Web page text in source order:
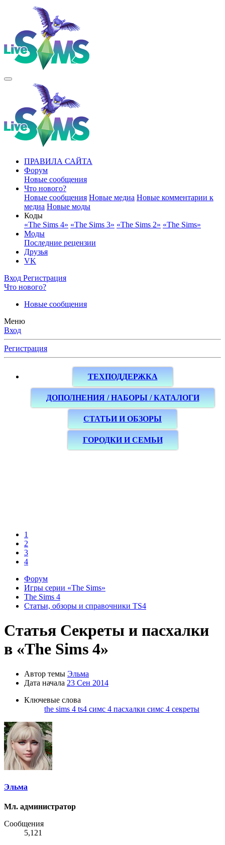
ПРАВИЛА САЙТА
Форум
Новые сообщения
Что нового?
Новые сообщения Новые медиа Новые комментарии к
медиа Новые моды
Коды
«The Sims 4» «The Sims 3» «The Sims 2» «The Sims»
Моды
Последние рецензии
Друзья
VK
Вход Регистрация
Что нового?
Новые сообщения
Меню
Вход
Регистрация
ТЕХПОДДЕРЖКА
ДОПОЛНЕНИЯ / НАБОРЫ / КАТАЛОГИ
СТАТЬИ И ОБЗОРЫ
ГОРОДКИ И СЕМЬИ
1
2
3
4
Форум
Игры серии «The Sims»
The Sims 4
Статьи, обзоры и справочники TS4
Статья Секреты и пасхалки
в «The Sims 4»
Автор темы Эльма
Дата начала 23 Сен 2014
Ключевые слова
the sims 4 ts4 симс 4 пасхалки симс 4 секреты
Эльма
Мл. администратор
Сообщения
5,121